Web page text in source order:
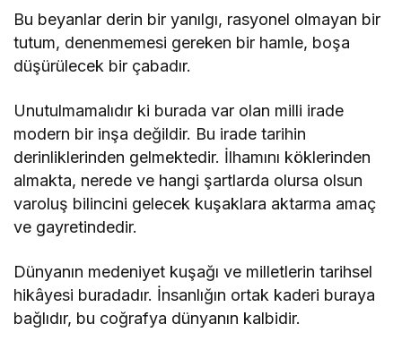
Bu beyanlar derin bir yanılgı, rasyonel olmayan bir
tutum, denenmemesi gereken bir hamle, boşa
düşürülecek bir çabadır.
Unutulmamalıdır ki burada var olan milli irade
modern bir inşa değildir. Bu irade tarihin
derinliklerinden gelmektedir. İlhamını köklerinden
almakta, nerede ve hangi şartlarda olursa olsun
varoluş bilincini gelecek kuşaklara aktarma amaç
ve gayretindedir.
Dünyanın medeniyet kuşağı ve milletlerin tarihsel
hikâyesi buradadır. İnsanlığın ortak kaderi buraya
bağlıdır, bu coğrafya dünyanın kalbidir.